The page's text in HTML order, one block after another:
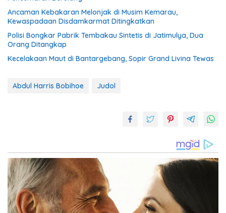
Ancaman Kebakaran Melonjak di Musim Kemarau,
Kewaspadaan Disdamkarmat Ditingkatkan
Polisi Bongkar Pabrik Tembakau Sintetis di Jatimulya, Dua
Orang Ditangkap
Kecelakaan Maut di Bantargebang, Sopir Grand Livina Tewas
Abdul Harris Bobihoe Judol